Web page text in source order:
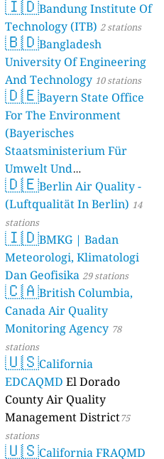
🇮🇩Bandung Institute Of
Technology (ITB) 2 stations
🇧🇩Bangladesh
University Of Engineering
And Technology 10 stations
🇩🇪Bayern State Office
For The Environment
(Bayerisches
Staatsministerium Für
Umwelt Und
Verbraucherschutz) - LfU
46 stations
🇩🇪Berlin Air Quality -
(Luftqualität In Berlin) 14
stations
🇮🇩BMKG | Badan
Meteorologi, Klimatologi
Dan Geofisika 29 stations
🇨🇦British Columbia,
Canada Air Quality
Monitoring Agency 78
stations
🇺🇸California
EDCAQMD El Dorado
County Air Quality
Management District75
stations
🇺🇸California FRAQMD